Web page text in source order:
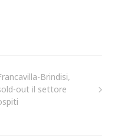
Brindisi,
out il settore